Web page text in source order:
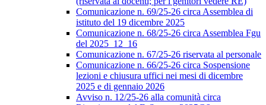
Comunicazione n. 69/25-26 circa Assemblea di
istituto del 19 dicembre 2025
Comunicazione n. 68/25-26 circa Assemblea Fgu
del 2025_12_16
Comunicazione n. 67/25-26 riservata al personale
Comunicazione n. 66/25-26 circa Sospensione
lezioni e chiusura uffici nei mesi di dicembre
2025 e di gennaio 2026
Avviso n. 12/25-26 alla comunità circa